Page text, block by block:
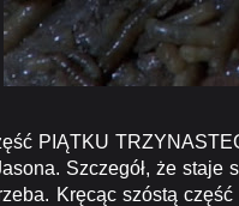
PIĄTKU
Szczegół, że
Kręcąc szóstą